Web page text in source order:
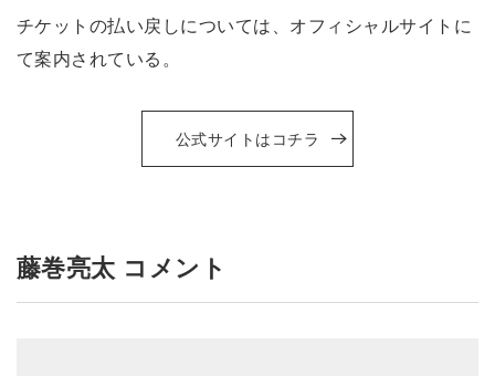
チケットの払い戻しについては、オフィシャルサイトに
て案内されている。
公式サイトはコチラ
藤巻亮太 コメント